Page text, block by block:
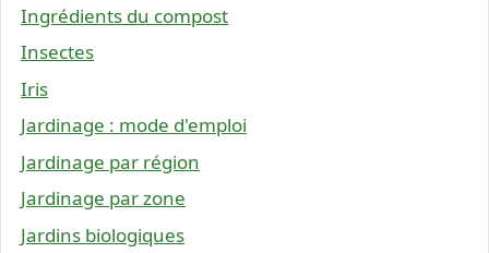
Ingrédients du compost
Insectes
Iris
Jardinage : mode d'emploi
Jardinage par région
Jardinage par zone
Jardins biologiques